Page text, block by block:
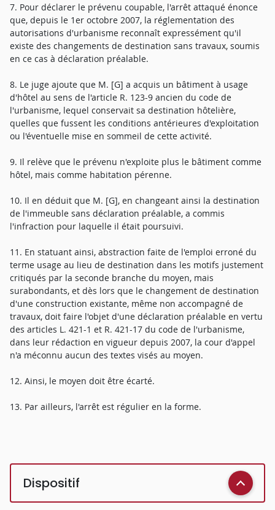
7. Pour déclarer le prévenu coupable, l'arrêt attaqué énonce
que, depuis le 1er octobre 2007, la réglementation des
autorisations d'urbanisme reconnaît expressément qu'il
existe des changements de destination sans travaux, soumis
en ce cas à déclaration préalable.
8. Le juge ajoute que M. [G] a acquis un bâtiment à usage
d'hôtel au sens de l'article R. 123-9 ancien du code de
l'urbanisme, lequel conservait sa destination hôtelière,
quelles que fussent les conditions antérieures d'exploitation
ou l'éventuelle mise en sommeil de cette activité.
9. Il relève que le prévenu n'exploite plus le bâtiment comme
hôtel, mais comme habitation pérenne.
10. Il en déduit que M. [G], en changeant ainsi la destination
de l'immeuble sans déclaration préalable, a commis
l'infraction pour laquelle il était poursuivi.
11. En statuant ainsi, abstraction faite de l'emploi erroné du
terme usage au lieu de destination dans les motifs justement
critiqués par la seconde branche du moyen, mais
surabondants, et dès lors que le changement de destination
d'une construction existante, même non accompagné de
travaux, doit faire l'objet d'une déclaration préalable en vertu
des articles L. 421-1 et R. 421-17 du code de l'urbanisme,
dans leur rédaction en vigueur depuis 2007, la cour d'appel
n'a méconnu aucun des textes visés au moyen.
12. Ainsi, le moyen doit être écarté.
13. Par ailleurs, l'arrêt est régulier en la forme.
Dispositif